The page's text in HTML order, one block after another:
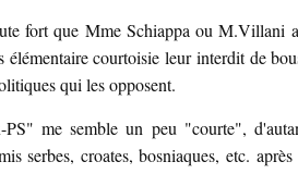
fort que Mme Schiappa ou M.Villani
élémentaire courtoisie leur interdit de
qui les opposent.
me semble un peu "courte",
serbes, croates, bosniaques, etc.